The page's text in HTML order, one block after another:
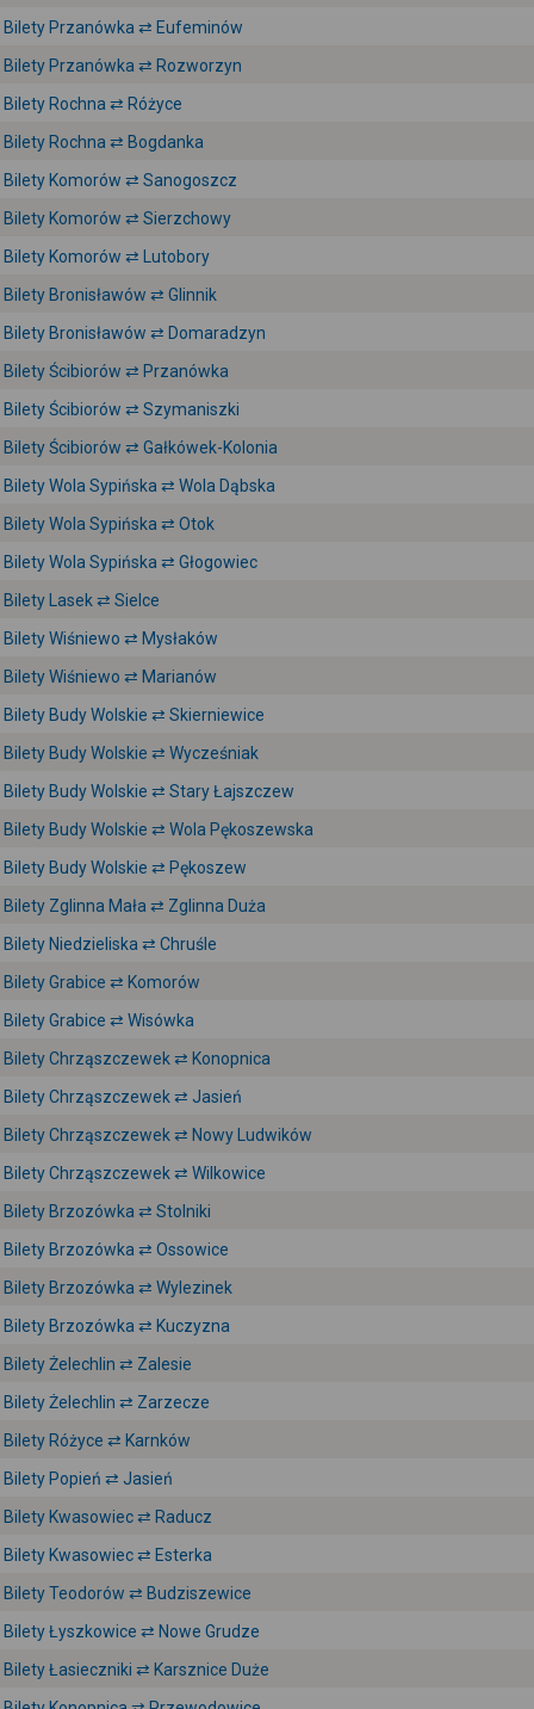
Bilety Przanówka ⇄ Eufeminów
Bilety Przanówka ⇄ Rozworzyn
Bilety Rochna ⇄ Różyce
Bilety Rochna ⇄ Bogdanka
Bilety Komorów ⇄ Sanogoszcz
Bilety Komorów ⇄ Sierzchowy
Bilety Komorów ⇄ Lutobory
Bilety Bronisławów ⇄ Glinnik
Bilety Bronisławów ⇄ Domaradzyn
Bilety Ścibiorów ⇄ Przanówka
Bilety Ścibiorów ⇄ Szymaniszki
Bilety Ścibiorów ⇄ Gałkówek-Kolonia
Bilety Wola Sypińska ⇄ Wola Dąbska
Bilety Wola Sypińska ⇄ Otok
Bilety Wola Sypińska ⇄ Głogowiec
Bilety Lasek ⇄ Sielce
Bilety Wiśniewo ⇄ Mysłaków
Bilety Wiśniewo ⇄ Marianów
Bilety Budy Wolskie ⇄ Skierniewice
Bilety Budy Wolskie ⇄ Wycześniak
Bilety Budy Wolskie ⇄ Stary Łajszczew
Bilety Budy Wolskie ⇄ Wola Pękoszewska
Bilety Budy Wolskie ⇄ Pękoszew
Bilety Zglinna Mała ⇄ Zglinna Duża
Bilety Niedzieliska ⇄ Chruśle
Bilety Grabice ⇄ Komorów
Bilety Grabice ⇄ Wisówka
Bilety Chrząszczewek ⇄ Konopnica
Bilety Chrząszczewek ⇄ Jasień
Bilety Chrząszczewek ⇄ Nowy Ludwików
Bilety Chrząszczewek ⇄ Wilkowice
Bilety Brzozówka ⇄ Stolniki
Bilety Brzozówka ⇄ Ossowice
Bilety Brzozówka ⇄ Wylezinek
Bilety Brzozówka ⇄ Kuczyzna
Bilety Żelechlin ⇄ Zalesie
Bilety Żelechlin ⇄ Zarzecze
Bilety Różyce ⇄ Karnków
Bilety Popień ⇄ Jasień
Bilety Kwasowiec ⇄ Raducz
Bilety Kwasowiec ⇄ Esterka
Bilety Teodorów ⇄ Budziszewice
Bilety Łyszkowice ⇄ Nowe Grudze
Bilety Łasieczniki ⇄ Karsznice Duże